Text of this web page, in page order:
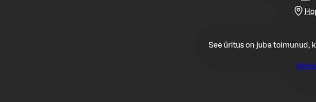
See üritus on juba toimunud,